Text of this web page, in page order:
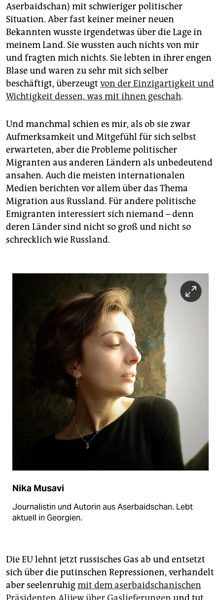
Aserbaidschan) mit schwieriger politischer
Situation. Aber fast keiner meiner neuen
Bekannten wusste irgendetwas über die Lage in
meinem Land. Sie wussten auch nichts von mir
und fragten mich nichts. Sie lebten in ihrer engen
Blase und waren zu sehr mit sich selber
beschäftigt, überzeugt von der Einzigartigkeit und
Wichtigkeit dessen, was mit ihnen geschah.
Und manchmal schien es mir, als ob sie zwar
Aufmerksamkeit und Mitgefühl für sich selbst
erwarteten, aber die Probleme politischer
Migranten aus anderen Ländern als unbedeutend
ansahen. Auch die meisten internationalen
Medien berichten vor allem über das Thema
Migration aus Russland. Für andere politische
Emigranten interessiert sich niemand – denn
deren Länder sind nicht so groß und nicht so
schrecklich wie Russland.
Nika Musavi
Journalistin und Autorin aus Aserbaidschan. Lebt
aktuell in Georgien.
Die EU lehnt jetzt russisches Gas ab und entsetzt
sich über die putinschen Repressionen, verhandelt
aber seelenruhigmit dem aserbaidschanischen